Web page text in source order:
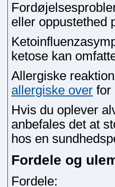
eller oppustethed
ketose kan
Allergiske
allergiske over for
Hvis du oplever
anbefales det at
hos en
Fordele og
Fordele: